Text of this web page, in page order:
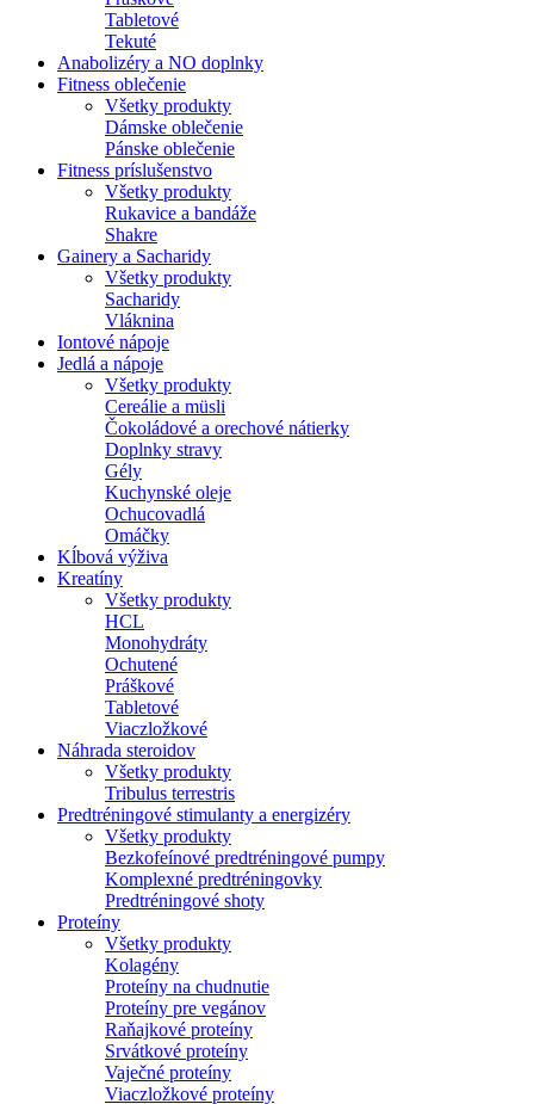
Tabletové
Tekuté
Anabolizéry a NO doplnky
Fitness oblečenie
Všetky produkty
Dámske oblečenie
Pánske oblečenie
Fitness príslušenstvo
Všetky produkty
Rukavice a bandáže
Shakre
Gainery a Sacharidy
Všetky produkty
Sacharidy
Vláknina
Iontové nápoje
Jedlá a nápoje
Všetky produkty
Cereálie a müsli
Čokoládové a orechové nátierky
Doplnky stravy
Gély
Kuchynské oleje
Ochucovadlá
Omáčky
Kĺbová výživa
Kreatíny
Všetky produkty
HCL
Monohydráty
Ochutené
Práškové
Tabletové
Viaczložkové
Náhrada steroidov
Všetky produkty
Tribulus terrestris
Predtréningové stimulanty a energizéry
Všetky produkty
Bezkofeínové predtréningové pumpy
Komplexné predtréningovky
Predtréningové shoty
Proteíny
Všetky produkty
Kolagény
Proteíny na chudnutie
Proteíny pre vegánov
Raňajkové proteíny
Srvátkové proteíny
Vaječné proteíny
Viaczložkové proteíny